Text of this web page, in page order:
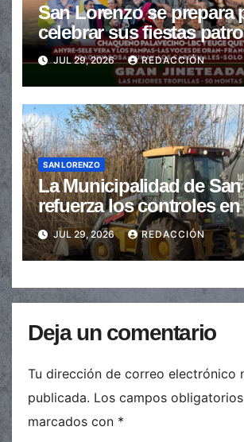
San Lorenzo se prepara
celebrar sus fiestas
con un gran festival de
Folclore
JUL 29, 2026 REDACCIÓN
SAN LORENZO
La Municipalidad de
refuerza los controles
baldíos para prevenir
JUL 29, 2026 REDACCIÓN
Deja un comentario
Tu dirección de correo electrónico
publicada. Los campos
marcados con *